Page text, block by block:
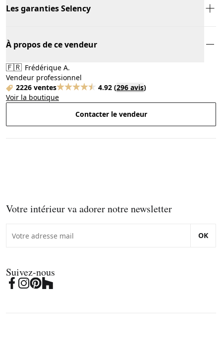
Les garanties Selency
À propos de ce vendeur
🇫🇷 Frédérique A.
Vendeur professionnel
2226 ventes
4.92 (296 avis)
Voir la boutique
Contacter le vendeur
Votre intérieur va adorer notre newsletter
OK
Suivez-nous